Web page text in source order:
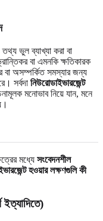
তথ্য ভুল ব্যাখ্যা করা বা
বা এমনকি ক্ষতিকারক
বা অসম্পর্কিত সমস্যার জন্য
সর্বদা নিউরোডাইভারজেন্ট
মনোভাব নিয়ে যান, মনে
মধ্যে সংবেদনশীল
হওয়ার লক্ষণগুলি কী